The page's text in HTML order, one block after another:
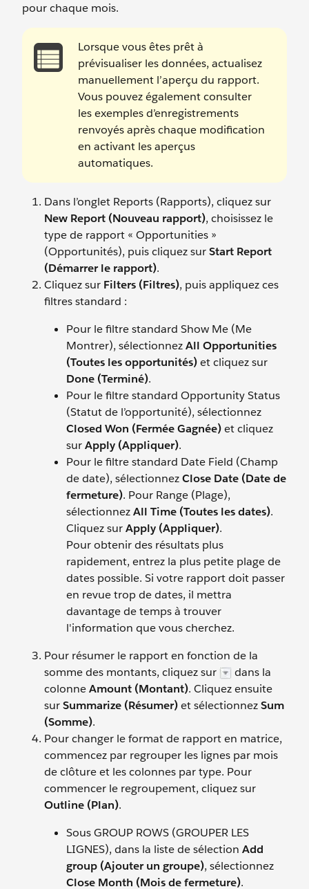
pour chaque mois.
Lorsque vous êtes prêt à
prévisualiser les données, actualisez
manuellement l’aperçu du rapport.
Vous pouvez également consulter
les exemples d’enregistrements
renvoyés après chaque modification
en activant les aperçus
automatiques.
Dans l’onglet Reports (Rapports), cliquez sur
New Report (Nouveau rapport), choisissez le
type de rapport « Opportunities »
(Opportunités), puis cliquez surStart Report
(Démarrer le rapport).
Cliquez sur Filters (Filtres), puis appliquez ces
filtres standard :
Pour le filtre standard Show Me (Me
Montrer), sélectionnezAll Opportunities
(Toutes les opportunités)et cliquez sur
Done (Terminé).
Pour le filtre standard Opportunity Status
(Statut de l’opportunité), sélectionnez
Closed Won (Fermée Gagnée)et cliquez
surApply (Appliquer).
Pour le filtre standard Date Field (Champ
de date), sélectionnezClose Date (Date de
fermeture). Pour Range (Plage),
sélectionnezAll Time (Toutes les dates).
Cliquez surApply (Appliquer).
Pour obtenir des résultats plus
rapidement, entrez la plus petite plage de
dates possible. Si votre rapport doit passer
en revue trop de dates, il mettra
davantage de temps à trouver
l'information que vous cherchez.
Pour résumer le rapport en fonction de la
somme des montants, cliquez sur
dans la
colonneAmount (Montant). Cliquez ensuite
surSummarize (Résumer)et sélectionnezSum
(Somme).
Pour changer le format de rapport en matrice,
commencez par regrouper les lignes par mois
de clôture et les colonnes par type. Pour
commencer le regroupement, cliquez sur
Outline (Plan).
Sous GROUP ROWS (GROUPER LES
LIGNES), dans la liste de sélection Add
group (Ajouter un groupe), sélectionnez
Close Month (Mois de fermeture).